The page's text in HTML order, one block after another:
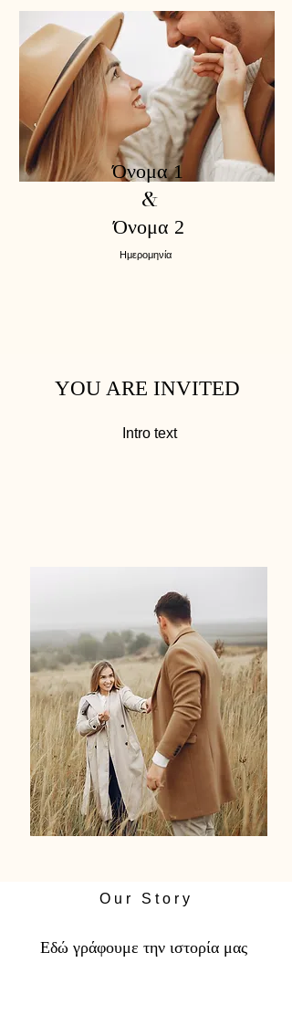
Όνομα 1
&
Όνομα 2
Ημερομηνία
YOU ARE INVITED
Intro text
Our Story
Εδώ γράφουμε την ιστορία μας